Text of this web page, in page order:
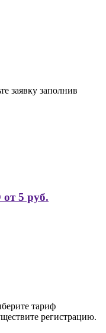
заявку заполнив
5 руб.
тариф
регистрацию.